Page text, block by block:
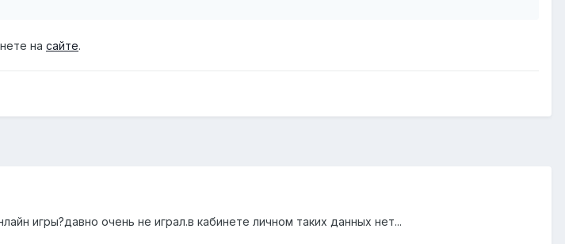
на сайте.
игры?давно очень не играл.в кабинете личном таких данных нет...